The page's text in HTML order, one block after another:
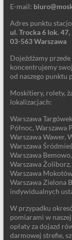
E-mail:
Adres punktu
ul. Trocka 6 lok. 47,
03-563 Warszawa
Dojeżdżamy
koncentrujemy
od naszego punktu
Moskitiery, rolety,
lokalizacjach:
Warszawa
Północ, Warszawa
Warszawa Wawer,
Warszawa
Warszawa
Warszawa
Warszawa
Warszawa Zielona
indywidualnych
W przypadku
pomiarami w
opłaty za dojazd
darmowej strefie,